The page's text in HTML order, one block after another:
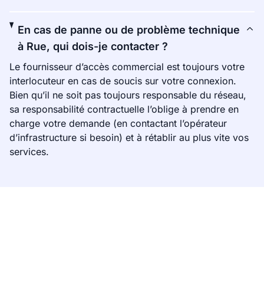
En cas de panne ou de problème technique
à Rue, qui dois-je contacter ?
Le fournisseur d’accès commercial est toujours votre
interlocuteur en cas de soucis sur votre connexion.
Bien qu’il ne soit pas toujours responsable du réseau,
sa responsabilité contractuelle l’oblige à prendre en
charge votre demande (en contactant l’opérateur
d’infrastructure si besoin) et à rétablir au plus vite vos
services.